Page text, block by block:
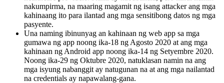
nakumpirma, na maaring magamit ng isang attacker ang mga
kahinaang ito para ilantad ang mga sensitibong datos ng mga
pasyente.
Una naming ibinunyag an kahinaan ng web app sa mga
gumawa ng app noong ika-18 ng Agosto 2020 at ang mga
kahinaan ng Android app noong ika-14 ng Setyembre 2020.
Noong ika-29 ng Oktubre 2020, natuklasan namin na ang
mga isyung nabanggit ay natugunan na at ang mga nailantad
na credentials ay napawalang-gana.